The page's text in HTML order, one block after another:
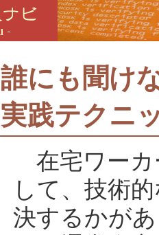
誰にも聞け
実践テクニ
在宅ワーカ
して、技術
決するかが